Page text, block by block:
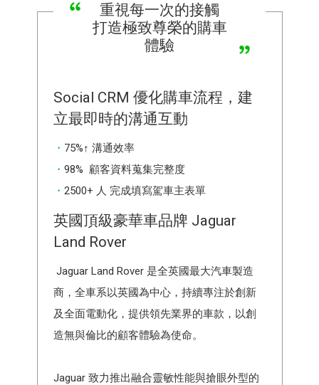
重視每一次的接觸
打造極致尊榮的購車
體驗
Social CRM 優化購車流程，建
立最即時的溝通互動
75%↑ 溝通效率
98% 顧客資料蒐集完整度
2500+ 人 完成填寫駕車主表單
英國頂級豪華車品牌 Jaguar
Land Rover
Jaguar Land Rover 是全英國最大汽車製造
商，全車系以英國為中心，持續專注於創新
及全面電動化，提供領先業界的車款，以創
造無與倫比的顧客體驗為使命。
Jaguar 致力推出融合靈敏性能與搶眼外型的